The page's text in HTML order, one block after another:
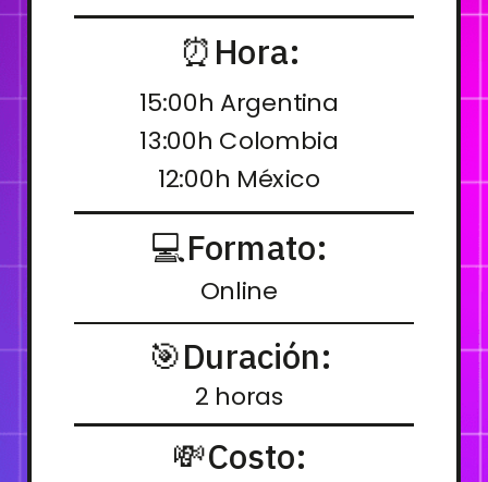
💻Formato:
🎯Duración:
💸Costo:
Online
2 horas
⏰Hora:
15:00h Argentina
13:00h Colombia
12:00h México